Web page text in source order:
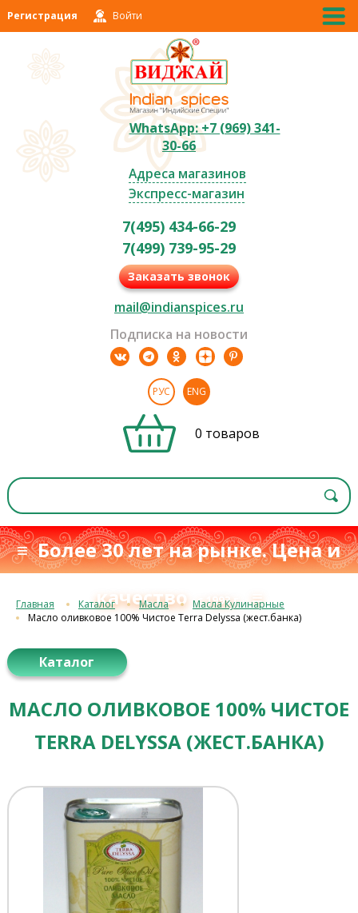
Регистрация Войти
WhatsApp: +7 (969) 341-
30-66
Адреса магазинов
Экспресс-магазин
7(495) 434-66-29
7(499) 739-95-29
Заказать звонок
mail@indianspices.ru
Подписка на новости
РУС ENG
0 товаров
≡ Более 30 лет на рынке. Цена и
качествос 1993 г.≡
Главная Каталог Масла
Масла Кулинарные
Масло оливковое 100% Чистое Terra Delyssa (жест.банка)
Каталог
МАСЛО ОЛИВКОВОЕ 100% ЧИСТОЕ
TERRA DELYSSA (ЖЕСТ.БАНКА)